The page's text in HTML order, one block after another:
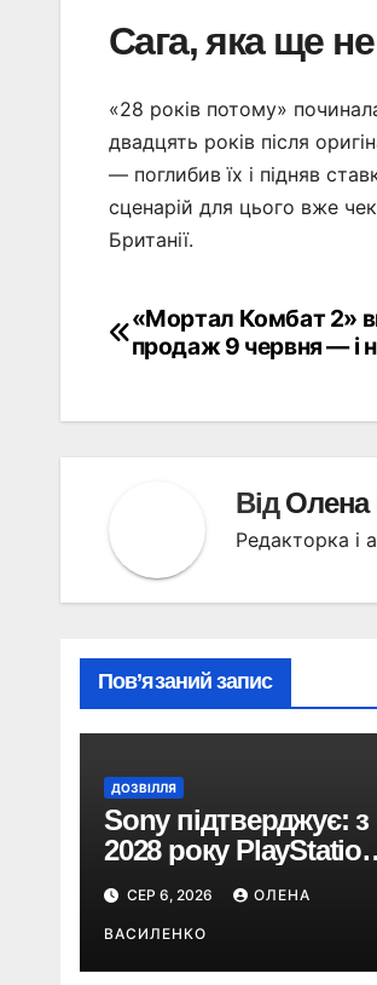
Сага, яка ще
«28 років потому»
двадцять років після
— поглибив їх і підняв
сценарій для цього вже
Британії.
Навігація
«Мортал Комбат 2»
продаж 9 червня — і
ВідОлена
Редакторка і
Пов’язаний запис
ДОЗВІЛЛЯ
Sony підтверджує: з
2028 року PlayStation
перейде виключно
на цифрові ігри
СЕР 6, 2026 ОЛЕНА
ВАСИЛЕНКО